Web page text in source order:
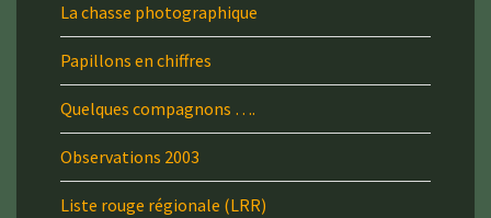
La chasse photographique
Papillons en chiffres
Quelques compagnons ….
Observations 2003
Liste rouge régionale (LRR)